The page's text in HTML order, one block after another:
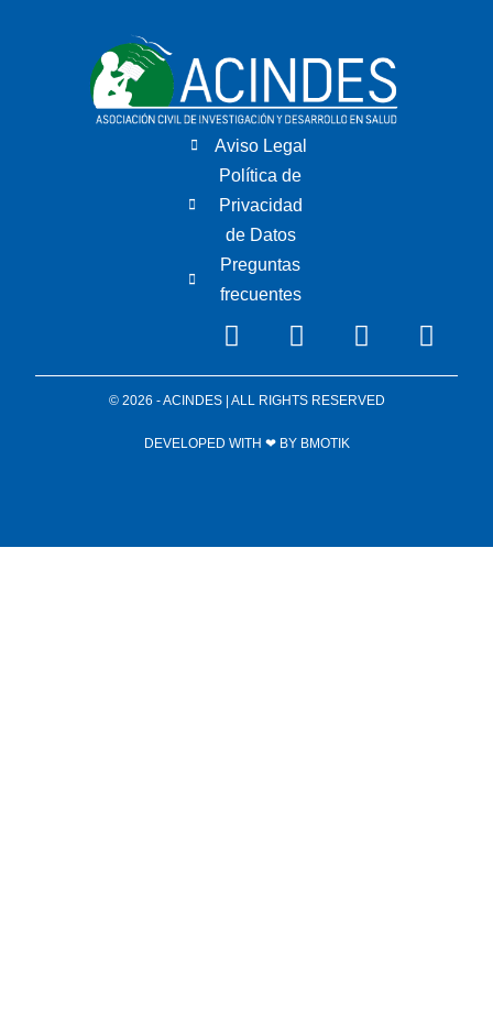
Aviso Legal
Política de
Privacidad
de Datos
Preguntas
frecuentes
© 2026 - ACINDES | ALL RIGHTS RESERVED
DEVELOPED WITH ❤ BY BMOTIK